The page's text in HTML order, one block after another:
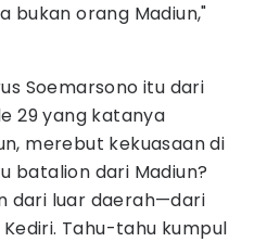
bukan orang Madiun,"
Soemarsono itu dari
29 yang katanya
merebut kekuasaan di
batalion dari Madiun?
dari luar daerah—dari
Tahu-tahu kumpul